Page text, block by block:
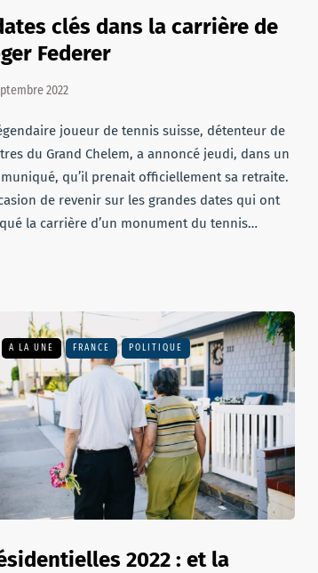
clés dans la carrière de
Federer
2022
joueur de tennis suisse, détenteur de
du Grand Chelem, a annoncé jeudi, dans un
qu’il prenait officiellement sa retraite.
de revenir sur les grandes dates qui ont
la carrière d’un monument du tennis…
A LA UNE FRANCE POLITIQUE
2022 : et la